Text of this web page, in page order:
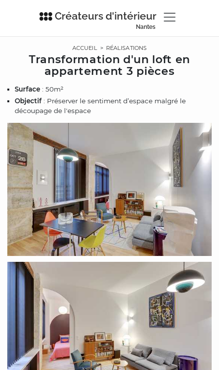
Créateurs d'intérieur
Nantes
ACCUEIL> RÉALISATIONS
Transformation d'un loft en
appartement 3 pièces
Surface : 50m²
Objectif: Préserver le sentiment d’espace malgré le
découpage de l'espace